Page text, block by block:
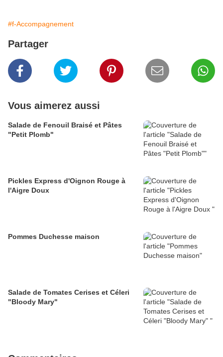
#f-Accompagnement
Partager
Vous aimerez aussi
Salade de Fenouil Braisé et Pâtes
"Petit Plomb"
Pickles Express d'Oignon Rouge à
l'Aigre Doux
Pommes Duchesse maison
Salade de Tomates Cerises et Céleri
"Bloody Mary"